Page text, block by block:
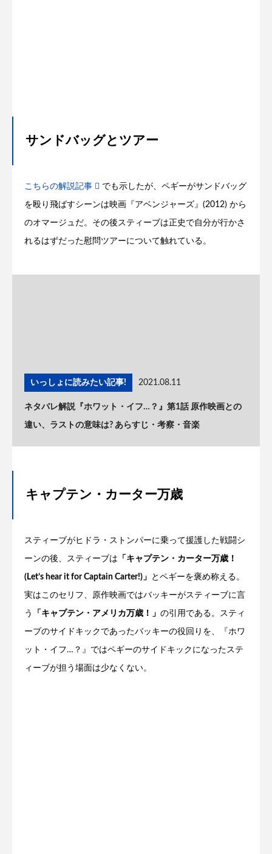
サンドバッグとツアー
こちらの解説記事 でも示したが、ペギーがサンドバッグ
を殴り飛ばすシーンは映画『アベンジャーズ』(2012) から
のオマージュだ。その後スティーブは正史で自分が行かさ
れるはずだった慰問ツアーについて触れている。
いっしょに読みたい記事! 2021.08.11
ネタバレ解説『ホワット・イフ…？』第1話 原作映画との
違い、ラストの意味は? あらすじ・考察・音楽
キャプテン・カーター万歳
スティーブがヒドラ・ストンパーに乗って援護した戦闘シ
ーンの後、スティーブは 「キャプテン・カーター万歳！
(Let’s hear it for Captain Carter!)」 とペギーを褒め称える。
実はこのセリフ、原作映画ではバッキーがスティーブに言
う 「キャプテン・アメリカ万歳！」 の引用である。スティ
ーブのサイドキックであったバッキーの役回りを、『ホワ
ット・イフ…？』ではペギーのサイドキックになったステ
ィーブが担う場面は少なくない。